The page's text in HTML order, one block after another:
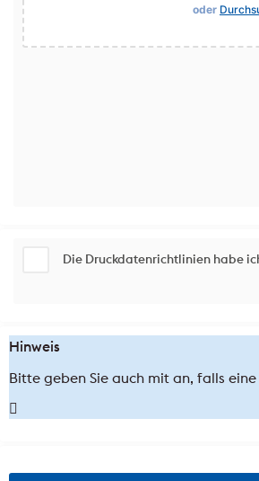
oder
Die Druckdatenrichtlinien habe
Hinweis
Bitte geben Sie auch mit an, falls